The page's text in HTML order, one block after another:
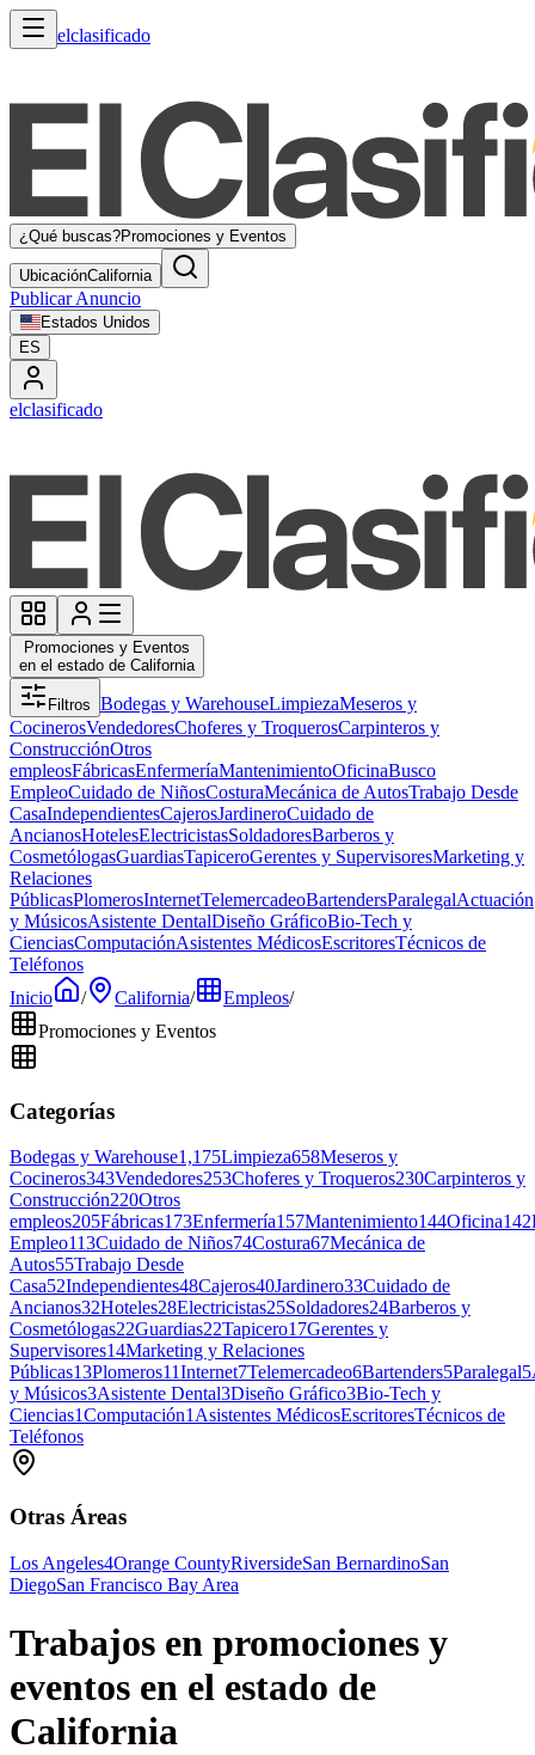
elclasificado
¿Qué buscas?Promociones y Eventos
UbicaciónCalifornia
Publicar Anuncio
Estados Unidos
ES
elclasificado
Promociones y Eventos
en el estado de California
Filtros Bodegas y WarehouseLimpiezaMeseros y
CocinerosVendedoresChoferes y TroquerosCarpinteros y
ConstrucciónOtros
empleosFábricasEnfermeríaMantenimientoOficinaBusco
EmpleoCuidado de NiñosCosturaMecánica de AutosTrabajo Desde
CasaIndependientesCajerosJardineroCuidado de
AncianosHotelesElectricistasSoldadoresBarberos y
CosmetólogasGuardiasTapiceroGerentes y SupervisoresMarketing y
Relaciones
PúblicasPlomerosInternetTelemercadeoBartendersParalegalActuación
y MúsicosAsistente DentalDiseño GráficoBio-Tech y
CienciasComputaciónAsistentes MédicosEscritoresTécnicos de
Teléfonos
Inicio
/ California/ Empleos/
Promociones y Eventos
Categorías
Bodegas y Warehouse1,175Limpieza658Meseros y
Cocineros343Vendedores253Choferes y Troqueros230Carpinteros y
Construcción220Otros
empleos205Fábricas173Enfermería157Mantenimiento144Oficina142
Empleo113Cuidado de Niños74Costura67Mecánica de
Autos55Trabajo Desde
Casa52Independientes48Cajeros40Jardinero33Cuidado de
Ancianos32Hoteles28Electricistas25Soldadores24Barberos y
Cosmetólogas22Guardias22Tapicero17Gerentes y
Supervisores14Marketing y Relaciones
Públicas13Plomeros11Internet7Telemercadeo6Bartenders5Paralegal5
y Músicos3Asistente Dental3Diseño Gráfico3Bio-Tech y
Ciencias1Computación1Asistentes MédicosEscritoresTécnicos de
Teléfonos
Otras Áreas
Los Angeles4Orange CountyRiversideSan BernardinoSan
DiegoSan Francisco Bay Area
Trabajos en promociones y
eventos en el estado de
California